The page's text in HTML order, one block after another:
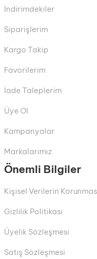
İndirimdekiler
Siparişlerim
Kargo Takip
Favorilerim
İade Taleplerim
Üye Ol
Kampanyalar
Markalarımız
Önemli Bilgiler
Kişisel Verilerin
Gizlilik Politikası
Üyelik Sözleşmesi
Satış Sözleşmesi